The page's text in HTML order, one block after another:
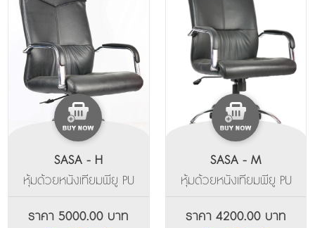
SASA - H
หุ้มด้วยหนังเทียมพียู PU
หมอนรองหนุนศรีษะ เหมาะ
ราคา 5000.00 บาท
SASA - M
หุ้มด้วยหนังเทียมพียู PU
ไหล่ ออกแบบลายเย็บแบบ
ราคา 4200.00 บาท